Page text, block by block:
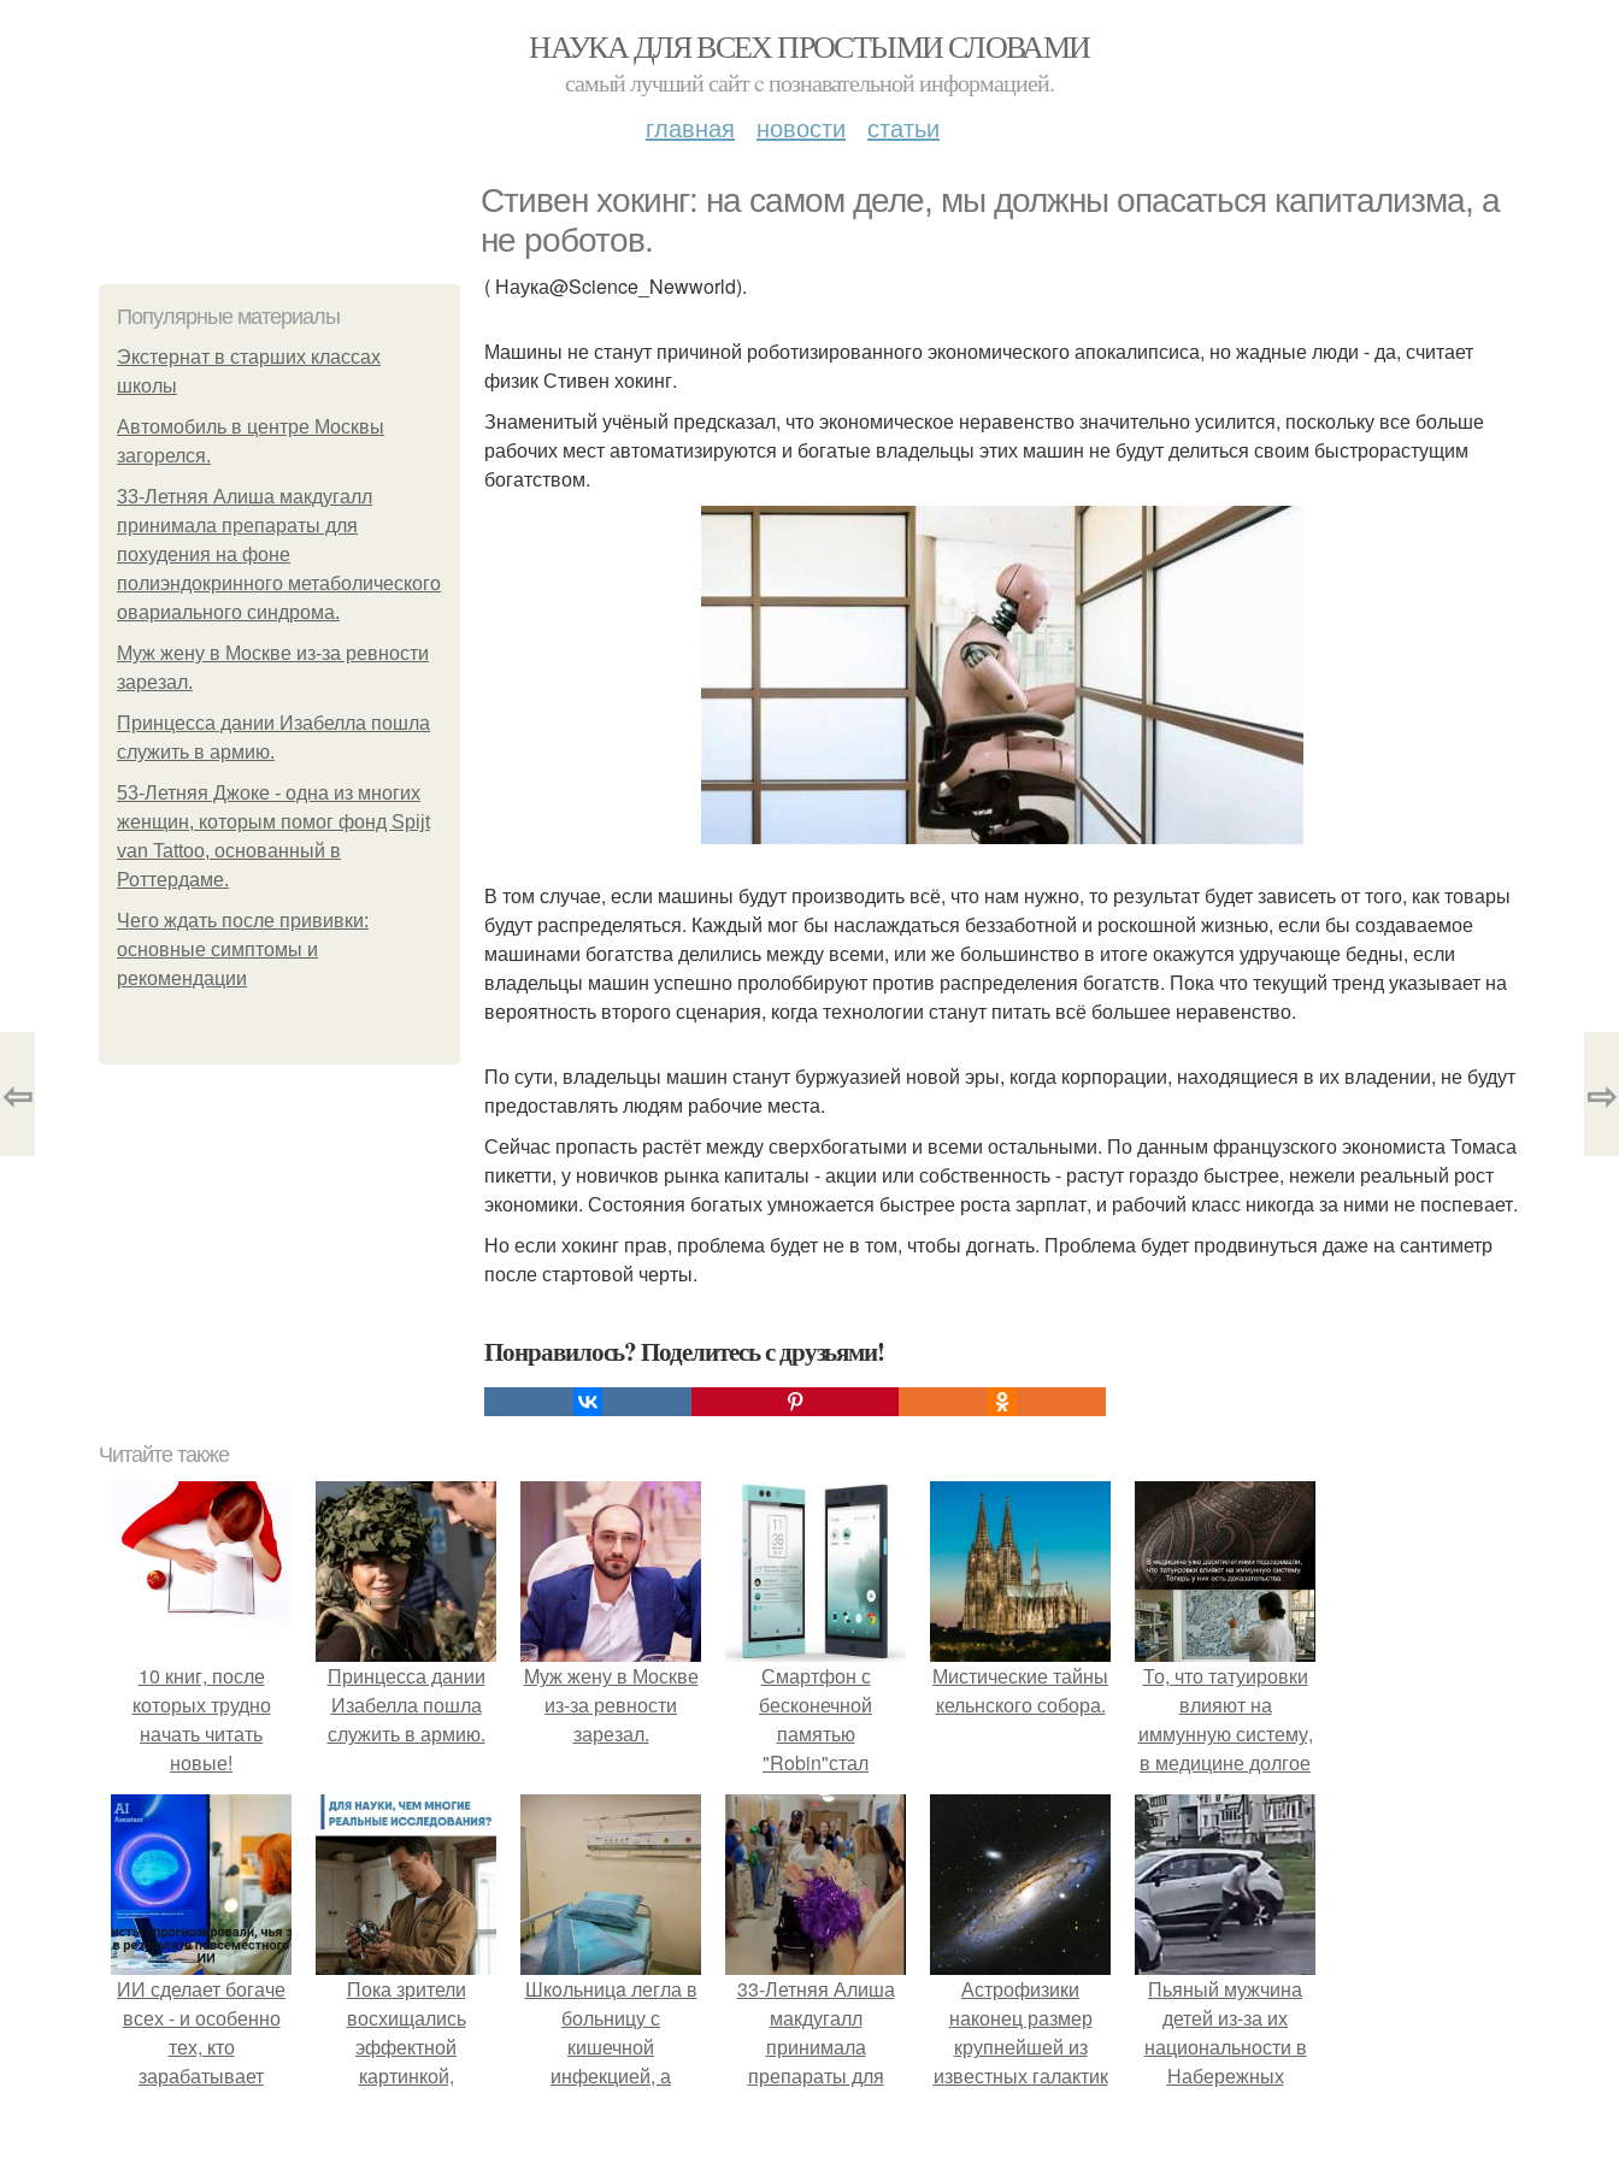
НАУКА ДЛЯ ВСЕХ ПРОСТЫМИ СЛОВАМИ
самый лучший сайт c познавательной информацией.
главная новости статьи
Стивен хокинг: на самом деле, мы должны опасаться капитализма, а
не роботов.
Популярные материалы
Экстернат в старших классах
школы
Автомобиль в центре Москвы
загорелся.
33-Летняя Алиша макдугалл
принимала препараты для
похудения на фоне
полиэндокринного метаболического
овариального синдрома.
Mуж жену в Москве из-за ревности
зарезал.
Принцесса дании Изабелла пошла
служить в армию.
53-Летняя Джоке - одна из многих
женщин, которым помог фонд Spijt
van Tattoo, основанный в
Роттердаме.
Чего ждать после прививки:
основные симптомы и
рекомендации
( Наука@Science_Newworld).
Машины не станут причиной роботизированного экономического апокалипсиса, но жадные люди - да, считает
физик Стивен хокинг.
Знаменитый учёный предсказал, что экономическое неравенство значительно усилится, поскольку все больше
рабочих мест автоматизируются и богатые владельцы этих машин не будут делиться своим быстрорастущим
богатством.
В том случае, если машины будут производить всё, что нам нужно, то результат будет зависеть от того, как товары
будут распределяться. Каждый мог бы наслаждаться беззаботной и роскошной жизнью, если бы создаваемое
машинами богатства делились между всеми, или же большинство в итоге окажутся удручающе бедны, если
владельцы машин успешно пролоббируют против распределения богатств. Пока что текущий тренд указывает на
вероятность второго сценария, когда технологии станут питать всё большее неравенство.
По сути, владельцы машин станут буржуазией новой эры, когда корпорации, находящиеся в их владении, не будут
предоставлять людям рабочие места.
Сейчас пропасть растёт между сверхбогатыми и всеми остальными. По данным французского экономиста Томаса
пикетти, у новичков рынка капиталы - акции или собственность - растут гораздо быстрее, нежели реальный рост
экономики. Состояния богатых умножается быстрее роста зарплат, и рабочий класс никогда за ними не поспевает.
Но если хокинг прав, проблема будет не в том, чтобы догнать. Проблема будет продвинуться даже на сантиметр
после стартовой черты.
Понравилось? Поделитесь с друзьями!
⇦ ⇨
Читайте также
10 книг, после
которых трудно
начать читать
новые!
Принцесса дании
Изабелла пошла
служить в армию.
Mуж жену в Москве
из-за ревности
зарезал.
Смартфон с
бесконечной
памятью
"Robin"стал
доступен для
предзаказа.
Мистические тайны
кельнского собора.
То, что татуировки
влияют на
иммунную систему,
в медицине долгое
время
рассматривалось
лишь как гипотеза.
ИИ сделает богаче
всех - и особенно
тех, кто
зарабатывает
Пока зрители
восхищались
эффектной
картинкой,
Шкoльницa легла в
больницу с
кишечной
инфекцией, а
33-Летняя Алиша
макдугалл
принимала
препараты для
Астрофизики
наконец размер
крупнейшей из
известных галактик
Пьяный мужчина
детей из-за их
национальности в
Набережных